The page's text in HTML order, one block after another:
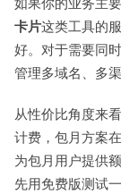
卡片这类工具的
好。对于需要同
管理多域名、多
从性价比角度来
计费，包月方案
为包月用户提供
先用免费版测试